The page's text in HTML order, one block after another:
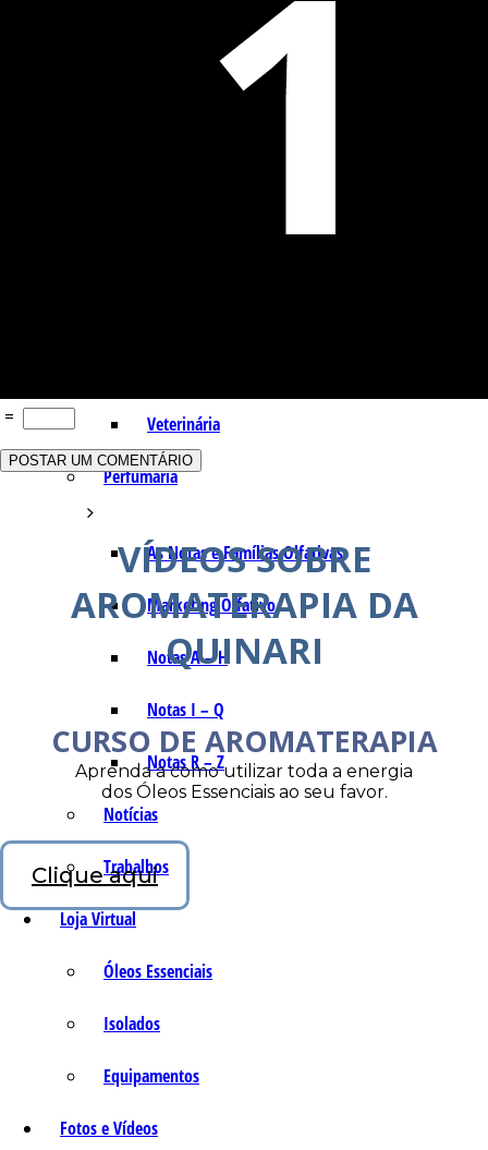
Receitas Caseiras
Veterinária
Perfumaria
As Notas e Famílias Olfativas
Marketing Olfativo
Notas A – H
Notas I – Q
Notas R – Z
Notícias
Trabalhos
Loja Virtual
Óleos Essenciais
Isolados
Equipamentos
Fotos e Vídeos
=
VÍDEOS SOBRE
AROMATERAPIA DA
QUINARI
CURSO DE AROMATERAPIA
Aprenda a como utilizar toda a energia
dos Óleos Essenciais ao seu favor.
Clique aqui